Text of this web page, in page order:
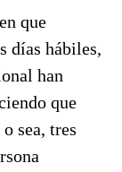
que
días hábiles,
han
que
sea, tres